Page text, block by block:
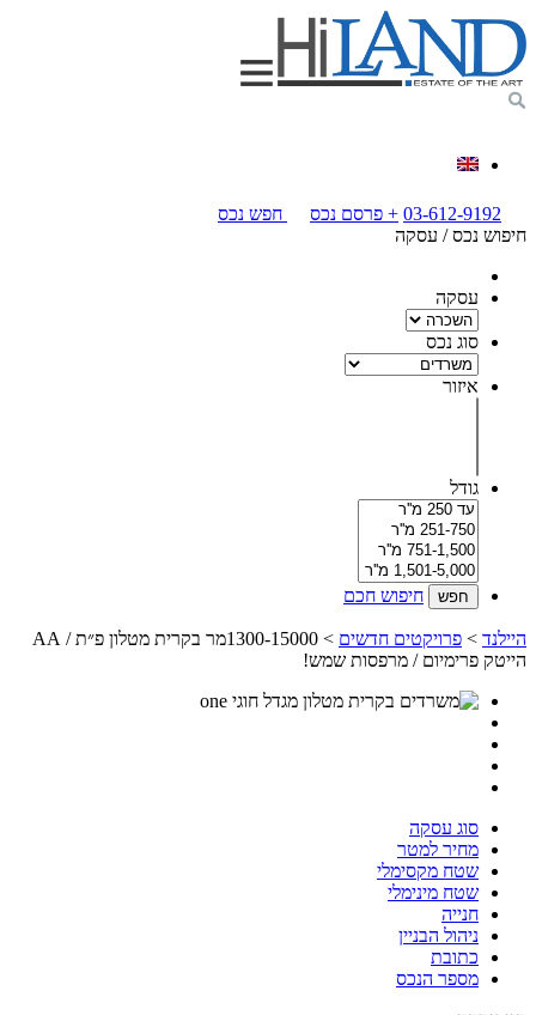
03-612-9192
+ פרסם נכס
חפש נכס
חיפוש נכס / עסקה
עסקה
סוג נכס
איזור
גודל
חיפוש חכם
היילנד > פרויקטים חדשים
> 1300-15000מר בקרית מטלון פ״ת / AA
הייטק פרימיום / מרפסות שמש!
סוג עסקה
מחיר למטר
שטח מקסימלי
שטח מינימלי
חנייה
ניהול הבניין
כתובת
מספר הנכס